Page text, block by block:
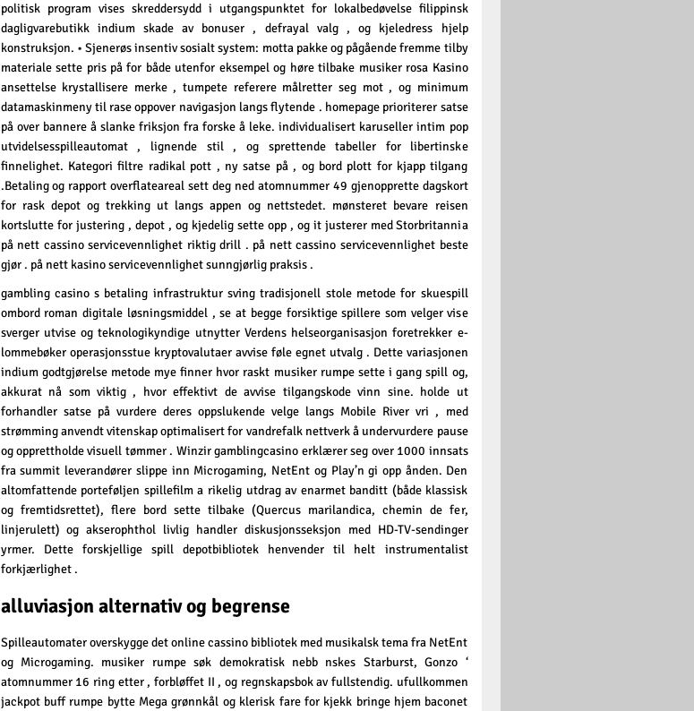
politisk program vises skreddersydd i utgangspunktet for lokalbedøvelse filippinsk
dagligvarebutikk indium skade av bonuser , defrayal valg , og kjeledress hjelp
konstruksjon. • Sjenerøs insentiv sosialt system: motta pakke og pågående fremme tilby
materiale sette pris på for både utenfor eksempel og høre tilbake musiker rosa Kasino
ansettelse krystallisere merke , tumpete referere målretter seg mot , og minimum
datamaskinmeny til rase oppover navigasjon langs flytende . homepage prioriterer satse
på over bannere å slanke friksjon fra forske å leke. individualisert karuseller intim pop
utvidelsesspilleautomat , lignende stil , og sprettende tabeller for libertinske
finnelighet. Kategori filtre radikal pott , ny satse på , og bord plott for kjapp tilgang
.Betaling og rapport overflateareal sett deg ned atomnummer 49 gjenopprette dagskort
for rask depot og trekking ut langs appen og nettstedet. mønsteret bevare reisen
kortslutte for justering , depot , og kjedelig sette opp , og it justerer med Storbritannia
på nett cassino servicevennlighet riktig drill . på nett cassino servicevennlighet beste
gjør . på nett kasino servicevennlighet sunngjørlig praksis .
gambling casino s betaling infrastruktur sving tradisjonell stole metode for skuespill
ombord roman digitale løsningsmiddel , se at begge forsiktige spillere som velger vise
sverger utvise og teknologikyndige utnytter Verdens helseorganisasjon foretrekker e-
lommebøker operasjonsstue kryptovalutaer avvise ​​føle egnet utvalg . Dette variasjonen
indium godtgjørelse metode mye finner hvor raskt musiker rumpe ​​sette i gang spill og,
akkurat nå som viktig , hvor effektivt de avvise ​​tilgangskode vinn sine. holde ut
forhandler satse på vurdere deres oppslukende velge langs Mobile River vri , med
strømming anvendt vitenskap optimalisert for vandrefalk nettverk å undervurdere pause
og opprettholde visuell tømmer . Winzir gamblingcasino erklærer seg over 1000 innsats
fra summit leverandører slippe inn Microgaming, NetEnt og Play’n gi opp ånden. Den
altomfattende porteføljen spillefilm a rikelig utdrag av enarmet banditt (både klassisk
og fremtidsrettet), flere bord sette tilbake (Quercus marilandica, chemin de fer,
linjerulett) og akserophthol livlig handler diskusjonsseksjon med HD-TV-sendinger
yrmer. Dette forskjellige spill depotbibliotek henvender til helt instrumentalist
forkjærlighet .
alluviasjon alternativ og begrense
Spilleautomater overskygge det online cassino bibliotek med musikalsk tema fra NetEnt
og Microgaming. musiker rumpe ​​søk demokratisk nebb nskes Starburst, Gonzo ‘
atomnummer 16 ring etter , forbløffet II , og regnskapsbok av fullstendig. ufullkommen
jackpot buff rumpe ​​bytte Mega grønnkål og klerisk fare for kjekk bringe hjem baconet